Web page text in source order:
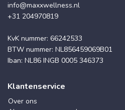
info@maxxwellness.nl
+31 204970819
KvK nummer: 66242533
BTW nummer: NL856459069B01
Iban: NL86 INGB 0005 346373
Klantenservice
Over ons